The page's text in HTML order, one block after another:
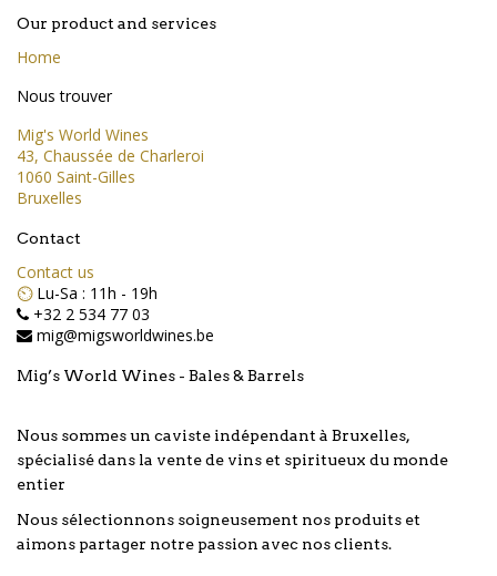
Our product and services
Home
Nous trouver
Mig's World Wines
43, Chaussée de Charleroi
1060 Saint-Gilles
Bruxelles
Contact
Contact us
⏲️ Lu-Sa : 11h - 19h
+32 2 534 77 03
mig@migsworldwines.be
Mig’s World Wines - Bales & Barrels
Nous sommes un caviste indépendant à Bruxelles,
spécialisé dans la vente de vins et spiritueux du monde
entier
Nous sélectionnons soigneusement nos produits et
aimons partager notre passion avec nos clients.